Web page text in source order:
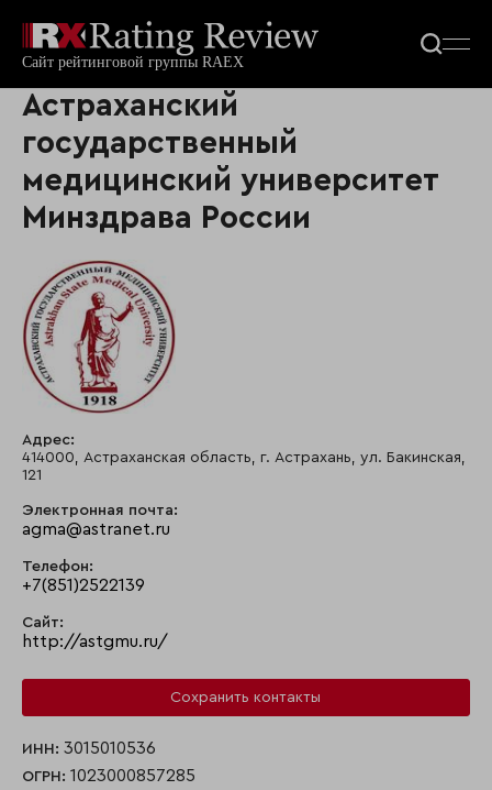
Астраханский
государственный
медицинский университет
Минздрава России
Адрес:
414000, Астраханская область, г. Астрахань, ул. Бакинская,
121
Электронная почта:
agma@astranet.ru
Телефон:
+7(851)2522139
Сайт:
http://astgmu.ru/
Сохранить контакты
ИНН: 3015010536
ОГРН: 1023000857285